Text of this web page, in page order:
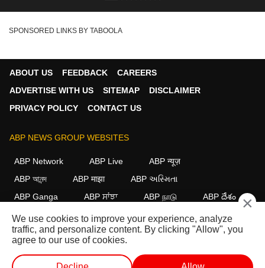
SPONSORED LINKS BY TABOOLA
ABOUT US FEEDBACK
CAREERS
ADVERTISE WITH US
SITEMAP
DISCLAIMER
PRIVACY POLICY
CONTACT US
ABP NEWS GROUP WEBSITES
ABP Network ABP Live
ABP न्यूज़
ABP আনন্দ
ABP माझा
ABP અસ્મિતા
ABP Ganga
ABP ਸਾਂਝਾ ABP நாடு ABP దేశం
FOLLOW US
×
We use cookies to improve your experience, analyze
traffic, and personalize content. By clicking "Allow", you
agree to our use of cookies.